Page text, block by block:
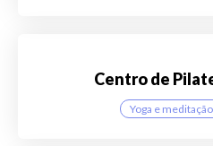
Centro de
Yoga e meditação